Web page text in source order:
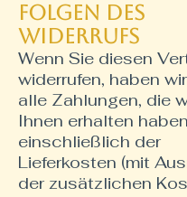
Folgen des
Widerrufs
Wenn Sie diesen
widerrufen, haben
alle Zahlungen, die
Ihnen erhalten
einschließlich der
Lieferkosten (mit
der zusätzlichen